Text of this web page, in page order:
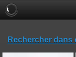
Rechercher dans